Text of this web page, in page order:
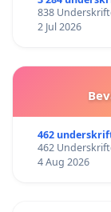
838
2 Jul 2026
462
462
4 Aug 2026